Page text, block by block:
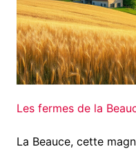
Les fermes de la
La Beauce, cette